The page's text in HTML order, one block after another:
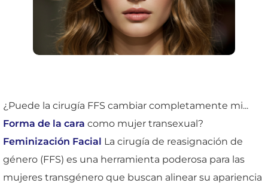
¿Puede la cirugía FFS cambiar completamente mi...
Forma de la cara como mujer transexual?
Feminización Facial La cirugía de reasignación de
género (FFS) es una herramienta poderosa para las
mujeres transgénero que buscan alinear su apariencia